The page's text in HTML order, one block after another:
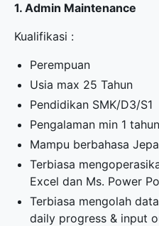
1. Admin Maintenance
Kualifikasi :
Perempuan
Usia max 25 Tahun
Pendidikan SMK/D3/S1
Pengalaman min 1
Mampu berbahasa
Terbiasa
Excel dan Ms. Power
Terbiasa mengolah
daily progress & input